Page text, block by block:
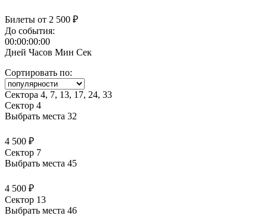
Билеты от 2 500 ₽
До события:
00:00:00:00
Дней Часов Мин Сек
Сортировать по:
Сектора 4, 7, 13, 17, 24, 33
Сектор 4
Выбрать места 32
4 500 ₽
Сектор 7
Выбрать места 45
4 500 ₽
Сектор 13
Выбрать места 46